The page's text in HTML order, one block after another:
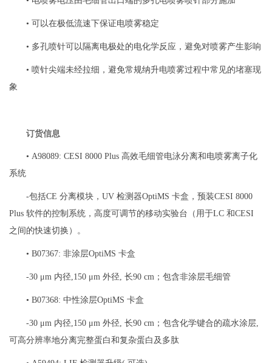
• 可以在极低流速下保证电喷雾稳定
• 多孔喷针可以隔离电极处的电化学反应，避免对喷雾产生影响
• 喷针尖端未经拉细，避免常规纳升电喷雾过程中常见的堵塞现
象
订货信息
• A98089: CESI 8000 Plus 高效毛细管电泳分离和电喷雾离子化
系统
-包括CE 分离模块，UV 检测器OptiMS 卡盒，预装CESI 8000
Plus 软件的控制系统，高度可调节的移动实验台（用于LC 和CESI
之间的快速切换）。
• B07367: 非涂层OptiMS 卡盒
-30 μm 内径,150 μm 外径, 长90 cm；包含非涂层毛细管
• B07368: 中性涂层OptiMS 卡盒
-30 μm 内径,150 μm 外径, 长90 cm；包含化学键合的疏水涂层,
可高分辨率地分离完整蛋白和复杂蛋白及多肽